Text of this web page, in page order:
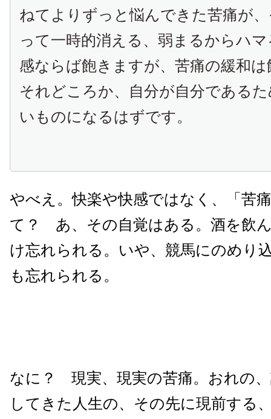
ねてよりずっと悩んできた苦痛が
って一時的消える、弱まるからハ
感ならば飽きますが、苦痛の緩和
それどころか、自分が自分である
いものになるはずです。
やべえ。快楽や快感ではなく、「苦
て？ あ、その自覚はある。酒を飲
け忘れられる。いや、競馬にのめり
も忘れられる。
なに？ 現実、現実の苦痛。おれの
してきた人生の、その先に現前する